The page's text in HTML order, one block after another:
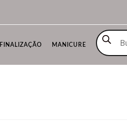
FINALIZAÇÃO MANICURE
Pesquisar
produtos